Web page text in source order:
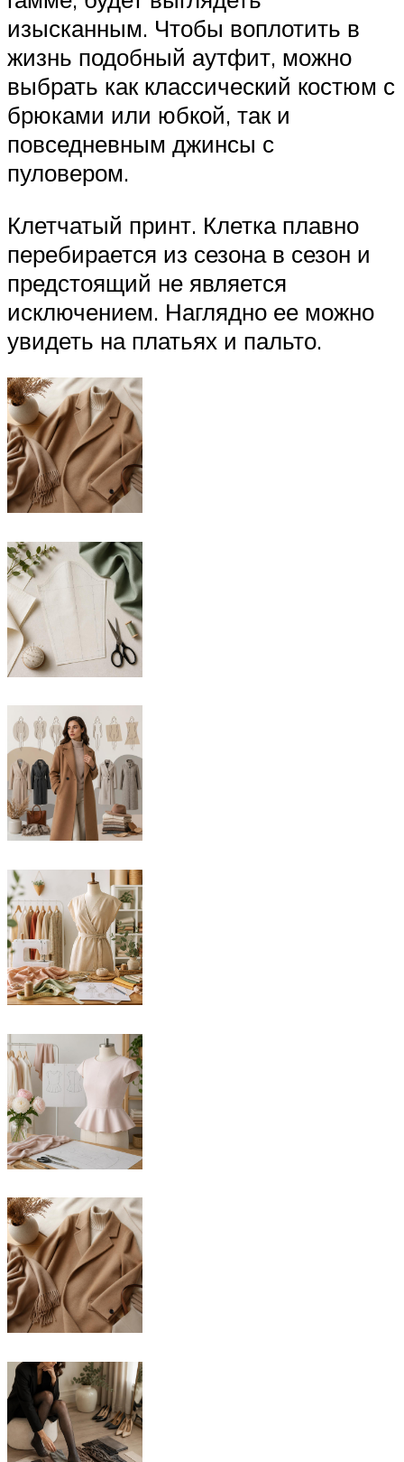
изысканным. Чтобы воплотить в
жизнь подобный аутфит, можно
выбрать как классический костюм с
брюками или юбкой, так и
повседневным джинсы с
пуловером.
Клетчатый принт. Клетка плавно
перебирается из сезона в сезон и
предстоящий не является
исключением. Наглядно ее можно
увидеть на платьях и пальто.